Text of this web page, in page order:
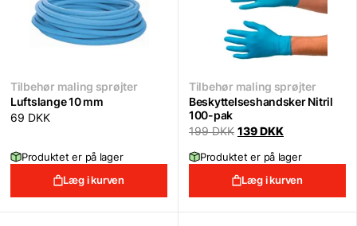
Tilbehør maling sprøjter
Luftslange 10 mm
69 DKK
Produktet er på lager
Læg i kurven
Tilbehør maling sprøjter
Beskyttelseshandsker Nitril
100-pak
199DKK Original
was:
199 DKK.
139DKKCurrent
is:
139 DKK.
Produktet er på lager
Læg i kurven